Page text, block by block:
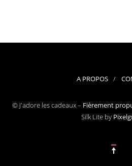
A PROPOS
© J'adore les cadeaux – Fièrement
Silk Lite by